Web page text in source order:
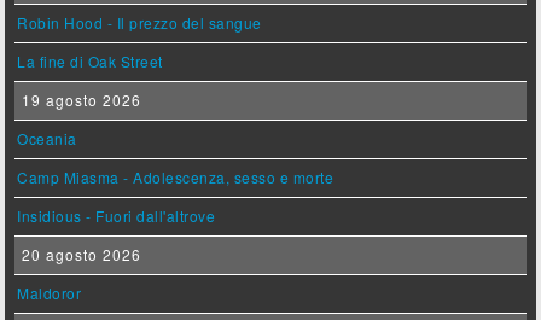
Robin Hood - Il prezzo del sangue
La fine di Oak Street
19 agosto 2026
Oceania
Camp Miasma - Adolescenza, sesso e morte
Insidious - Fuori dall'altrove
20 agosto 2026
Maldoror